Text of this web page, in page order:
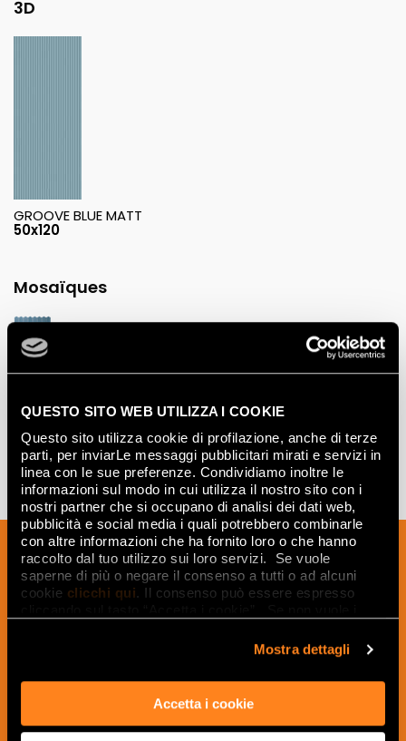
QUESTO SITO WEB UTILIZZA I COOKIE
Questo sito utilizza cookie di profilazione, anche di terze
parti, per inviarLe messaggi pubblicitari mirati e servizi in
linea con le sue preferenze. Condividiamo inoltre le
informazioni sul modo in cui utilizza il nostro sito con i
nostri partner che si occupano di analisi dei dati web,
pubblicità e social media i quali potrebbero combinarle
con altre informazioni che ha fornito loro o che hanno
raccolto dal tuo utilizzo sui loro servizi. Se vuole
saperne di più o negare il consenso a tutti o ad alcuni
cookie clicchi qui. Il consenso può essere espresso
Mostra dettagli
Accetta i cookie
3D
GROOVE BLUE MATT
50x120
Mosaïques
BLUE VINTAGE MOSAICO
Inscrivez-vous à notre newsletter pour
recevoir les nouveautés, les mises à jour
et les idées créatives relatives au
monde des céramiques et du design
SOUSCRIVEZ MAINTENANT